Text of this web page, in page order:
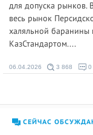
для допуска рынков.
весь рынок
халяльной баранины
КазСтандартом....
06.04.2026 3 868 0
СЕЙЧАС